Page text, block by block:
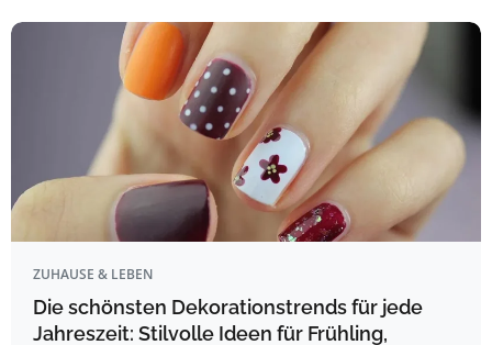
ZUHAUSE & LEBEN
Die schönsten Dekorationstrends für jede
Jahreszeit: Stilvolle Ideen für Frühling,